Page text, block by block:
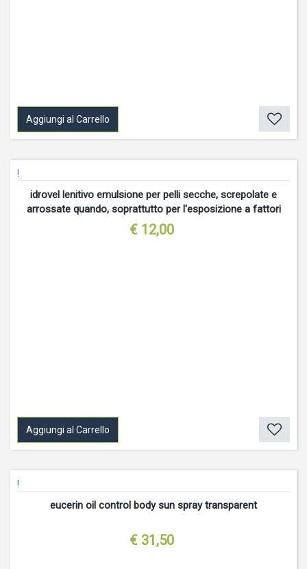
Aggiungi al Carrello
!
idrovel lenitivo emulsione per pelli secche, screpolate e
arrossate quando, soprattutto per l'esposizione a fattori
irritanti o ad agenti fisici
€ 12,00
Aggiungi al Carrello
!
eucerin oil control body sun spray transparent
€ 31,50